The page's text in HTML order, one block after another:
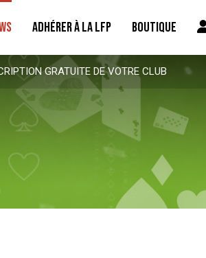
ADHÉRER À LA LFP BOUTIQUE
GRATUITE DE VOTRE CLUB